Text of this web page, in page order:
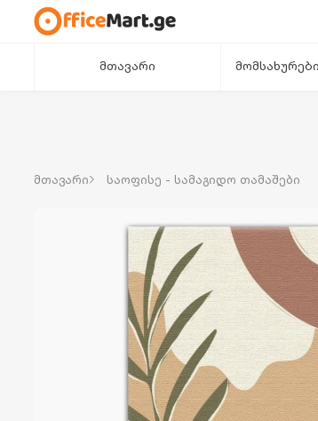
მთავარი
მთავარი საოფისე - სამაგიდო თამაშები